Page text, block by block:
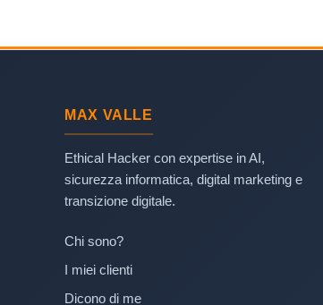
MAX VALLE
Ethical Hacker con expertise in AI,
sicurezza informatica, digital marketing e
transizione digitale.
Chi sono?
I miei clienti
Dicono di me